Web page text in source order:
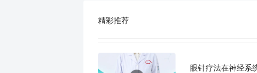
精彩推荐
眼针疗法在神经系